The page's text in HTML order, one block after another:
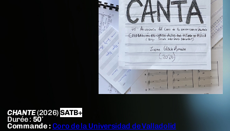
CHANTE(2026)SATB+
Durée : 50′
Commande :Coro de la Universidad de Valladolid